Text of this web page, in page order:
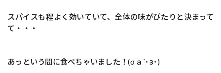
スパイスも程よく効いていて、全体の味がぴたりと決まって
て・・・
あっという間に食べちゃいました！(σａ´･з･)